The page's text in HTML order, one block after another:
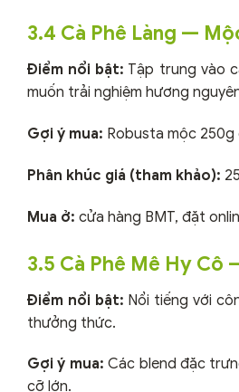
3.4 Cà Phê Làng —
Điểm nổi bật: Tập trung vào
muốn trải nghiệm hương
Gợi ý mua: Robusta mộc
Phân khúc giá (tham khảo):
Mua ở: cửa hàng BMT, đặt
3.5 Cà Phê Mê Hy
Điểm nổi bật: Nổi tiếng với
thưởng thức.
Gợi ý mua: Các blend đặc
cỡ lớn.